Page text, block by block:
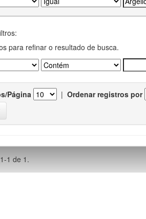
para refinar o resultado de busca.
Página | Ordenar registros por
1 de 1.